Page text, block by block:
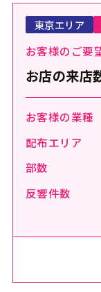
お客様のご要
お店の来店
お客様の業種
配布エリア
部数
反響件数
東京エリア